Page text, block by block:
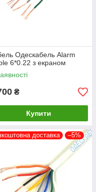
Одескабель Alarm
6*0.22 з екраном
₴
Купити
доставка –5%